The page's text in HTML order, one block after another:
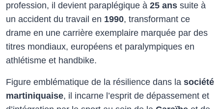
profession, il devient paraplégique à 25 ans suite à
un accident du travail en 1990, transformant ce
drame en une carrière exemplaire marquée par des
titres mondiaux, européens et paralympiques en
athlétisme et handbike.
Figure emblématique de la résilience dans la société
martiniquaise, il incarne l’esprit de dépassement et